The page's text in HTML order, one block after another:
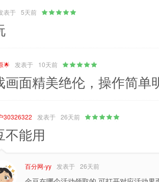
表于 5天前
🌟 发表于 10天前
画面精美绝伦，操作简单
30326322 发表于 26天前
不能用
百分网-yy 发表于 26天前